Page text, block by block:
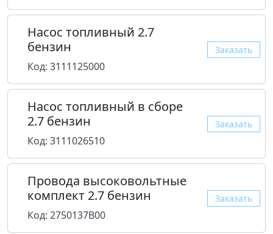
Насос топливный 2.7
бензин
Код: 3111125000
Заказать
Насос топливный в сборе
2.7 бензин
Код: 3111026510
Заказать
Провода высоковольтные
комплект 2.7 бензин
Код: 2750137B00
Заказать